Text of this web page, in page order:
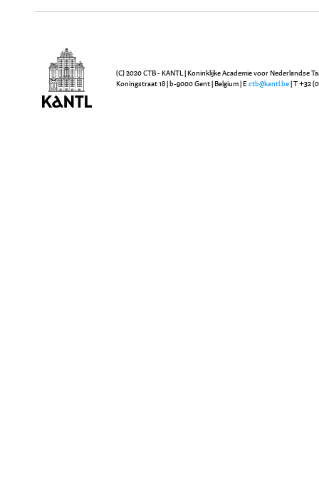
(C) 2020 CTB - KANTL | Koninklijke Academie voor Nederlandse
Koningstraat 18 | b-9000 Gent | Belgium | E ctb@kantl.be | T +32